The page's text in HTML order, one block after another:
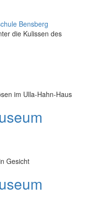
die Kulissen des
im Ulla-Hahn-Haus
Gesicht